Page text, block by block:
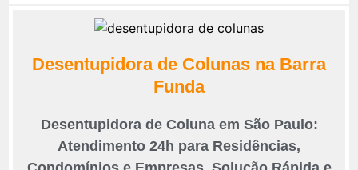
Desentupidora de Colunas na Barra
Funda
Desentupidora de Coluna em São Paulo:
Atendimento 24h para Residências,